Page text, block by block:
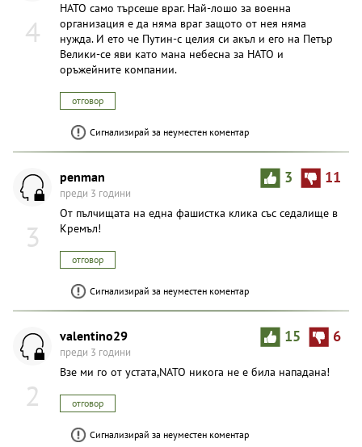
4
НАТО само търсеше враг. Най-лошо за военна
организация е да няма враг защото от нея няма
нужда. И ето че Путин-с целия си акъл и его на Петър
Велики-се яви като мана небесна за НАТО и
оръжейните компании.
отговор
Сигнализирай за неуместен коментар
3
3 11
penman
преди 3 години
От пълчищата на една фашистка клика със седалище в
Кремъл!
отговор
Сигнализирай за неуместен коментар
2
15 6
valentino29
преди 3 години
Взе ми го от устата,NATO никога не е била нападана!
отговор
Сигнализирай за неуместен коментар